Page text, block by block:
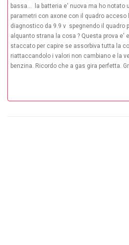
bassa... la batteria e' nuova ma ho notato
parametri con axone con il quadro
diagnostico da 9.9 v spegnendo il quadro
alquanto strana la cosa ? Questa prova
staccato per capire se assorbiva tutta la
riattaccandolo i valori non cambiano e la
benzina. Ricordo che a gas gira perfetta.